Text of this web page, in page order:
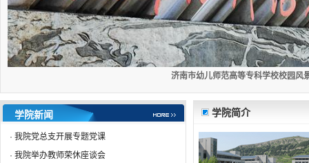
济南市幼儿师范高等专科学校校园风
学院新闻 学院简介
· 我院党总支开展专题党课
· 我院举办教师荣休座谈会